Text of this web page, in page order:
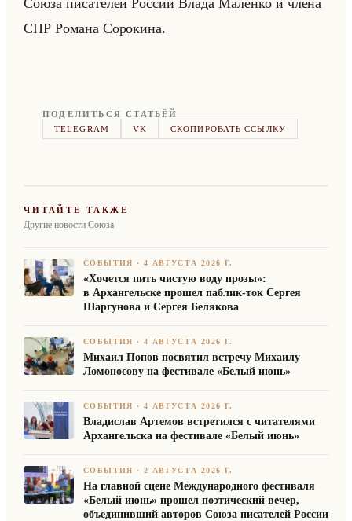
Союза пи­са­те­лей Рос­сии Влада Ма­лен­ко и члена
СПР Ро­ма­на Со­ро­ки­на.
ПОДЕЛИТЬСЯ СТАТЬЁЙ
TELEGRAM
VK СКОПИРОВАТЬ ССЫЛКУ
ЧИТАЙТЕ ТАКЖЕ
Другие новости Союза
СОБЫТИЯ ·4 АВГУСТА 2026 Г.
«Хочется пить чистую воду прозы»:
в Архангельске прошел паблик-ток Сергея
Шаргунова и Сергея Белякова
СОБЫТИЯ ·4 АВГУСТА 2026 Г.
Михаил Попов посвятил встречу Михаилу
Ломоносову на фестивале «Белый июнь»
СОБЫТИЯ ·4 АВГУСТА 2026 Г.
Владислав Артемов встретился с читателями
Архангельска на фестивале «Белый июнь»
СОБЫТИЯ ·2 АВГУСТА 2026 Г.
На главной сцене Международного фестиваля
«Белый июнь» прошел поэтический вечер,
объединивший авторов Союза писателей России